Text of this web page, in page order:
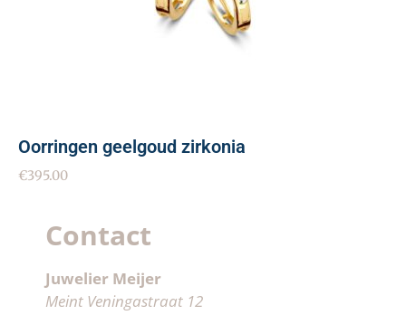
Oorringen geelgoud zirkonia
€395.00
Contact
Juwelier Meijer
Meint Veningastraat 12